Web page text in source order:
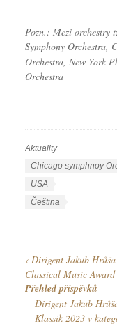
Pozn.: Mezi orchestry
Symphony Orchestra,
Orchestra, New York
Orchestra
R
k
Aktuality
Š
k
Chicago symphnoy
USA
k
y
Čeština
Dirigent Jakub
Classical Music
Přehled příspěvků
Dirigent Jakub
Klassik 2023 v